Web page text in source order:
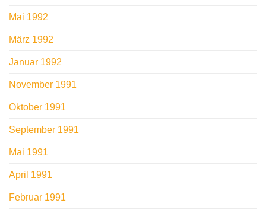
Mai 1992
März 1992
Januar 1992
November 1991
Oktober 1991
September 1991
Mai 1991
April 1991
Februar 1991